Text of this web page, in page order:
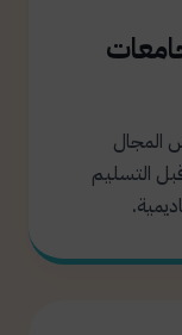
المجال
التسليم